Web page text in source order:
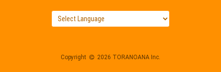
Copyright 2026 TORANOANA Inc.